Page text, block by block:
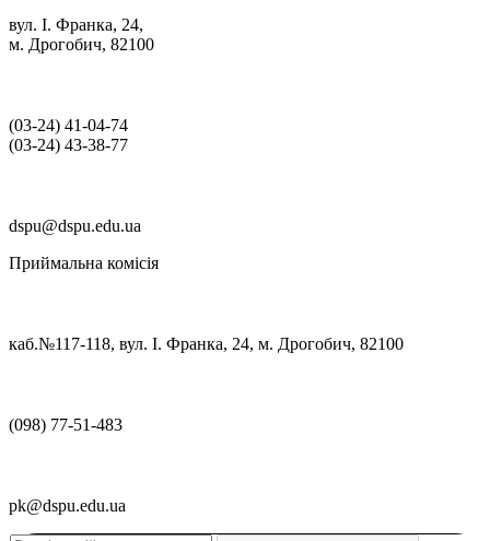
вул. І. Франка, 24,
м. Дрогобич, 82100
(03‑24) 41‑04‑74
(03‑24) 43‑38‑77
dspu@dspu.edu.ua
Приймальна комісія
каб.№117-118, вул. І. Франка, 24, м. Дрогобич, 82100
(098) 77-51-483
pk@dspu.edu.ua